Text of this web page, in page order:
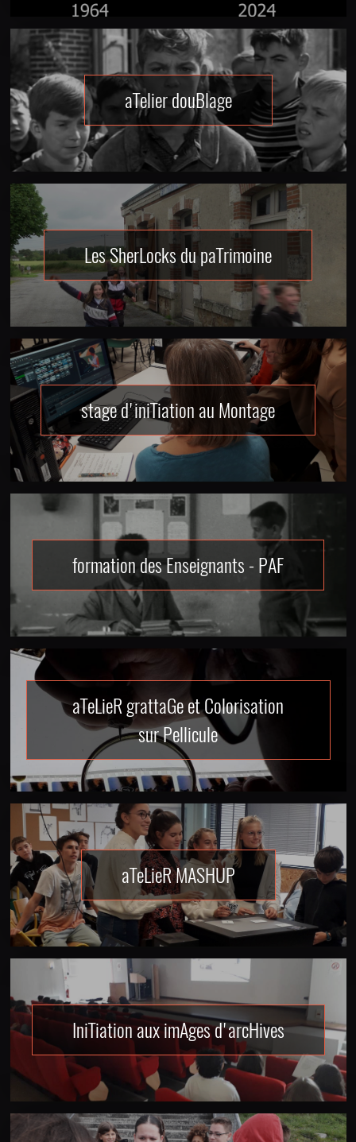
aTelier douBlage
Les SherLocks du paTrimoine
stage d'iniTiation au Montage
formation des Enseignants - PAF
aTeLieR grattaGe et Colorisation
sur Pellicule
aTeLieR MASHUP
IniTiation aux imAges d'arcHives